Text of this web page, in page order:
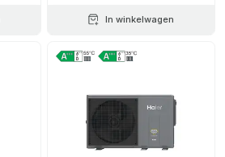
In winkelwagen